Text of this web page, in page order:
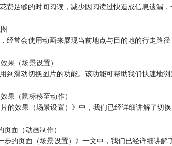
费足够的时间阅读，减少因阅读过快造成信息遗漏
经常会使用动画来展现当前地点与目的地的行走路径
果（场景设置）
到滑动切换图片的功能。该功能可帮助我们快速地
果（鼠标移至动作）
的效果（场景设置）》中，我们已经详细讲解了切
面（动画制作）
步的页面（场景设置）》一文中，我们已经详细讲解